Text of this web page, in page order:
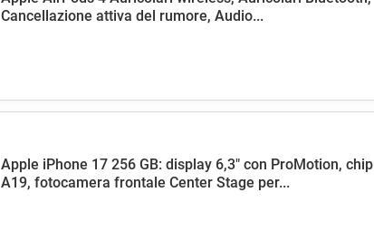
Cancellazione attiva del rumore, Audio...
Apple iPhone 17 256 GB: display 6,3" con ProMotion, chip
A19, fotocamera frontale Center Stage per...